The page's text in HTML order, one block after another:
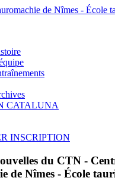
CATALUNA
INSCRIPTION
du CTN -
de Nîmes - École